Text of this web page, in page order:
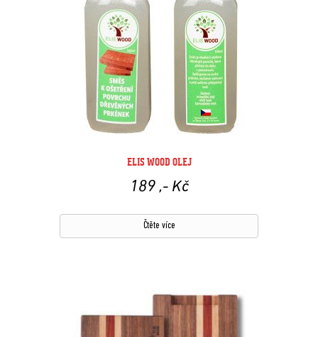
ELIS WOOD OLEJ
189 ,- Kč
Čtěte více